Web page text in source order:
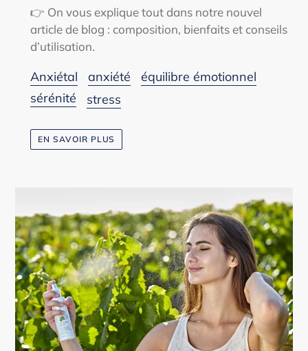
👉 On vous explique tout dans notre nouvel
article de blog : composition, bienfaits et conseils
d’utilisation.
Anxiétal anxiété
équilibre émotionnel
sérénité
stress
EN SAVOIR PLUS